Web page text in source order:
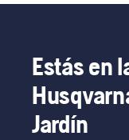
Estás en
Jardín